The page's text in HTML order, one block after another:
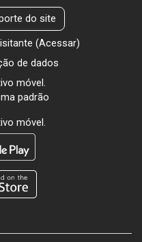
do site
(Acessar)
de dados
móvel.
padrão
móvel.